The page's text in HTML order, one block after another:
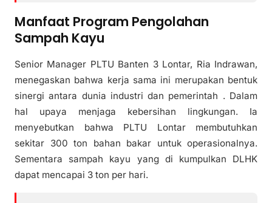
Manfaat Program Pengolahan
Sampah Kayu
Senior Manager PLTU Banten 3 Lontar, Ria Indrawan,
menegaskan bahwa kerja sama ini merupakan bentuk
sinergi antara dunia industri dan pemerintah . Dalam
hal upaya menjaga kebersihan lingkungan. Ia
menyebutkan bahwa PLTU Lontar membutuhkan
sekitar 300 ton bahan bakar untuk operasionalnya.
Sementara sampah kayu yang di kumpulkan DLHK
dapat mencapai 3 ton per hari.